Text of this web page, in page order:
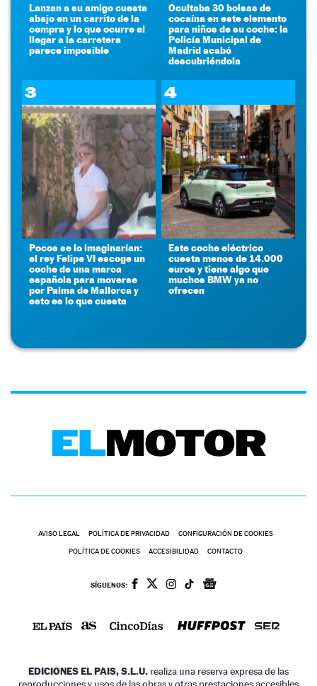
Lanzan a su amigo cuesta
abajo en un carrito de la
compra y lo que ocurre al
llegar a la carretera
parece imposible
Ocultaba 30 bolsas de
cocaína en este elemento
para niños de su coche: la
Policía Municipal de
Madrid acabó
descubriéndola
3
Pocos se lo imaginarían:
el rey Felipe VI escoge un
coche de una marca
española para moverse
por Palma de Mallorca y
esto es lo que cuesta
4
Este coche eléctrico
cuesta menos de 14.000
euros y tiene algo que
muchos BMW ya no
ofrecen
AVISO LEGAL POLÍTICA DE PRIVACIDAD CONFIGURACIÓN DE COOKIES
POLÍTICA DE COOKIES ACCESIBILIDAD CONTACTO
SÍGUENOS:
EDICIONES EL PAIS, S.L.U. realiza una reserva expresa de las